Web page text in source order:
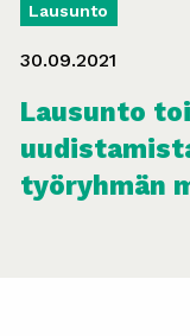
Lausunto
30.09.2021
Lausunto
työryhmän